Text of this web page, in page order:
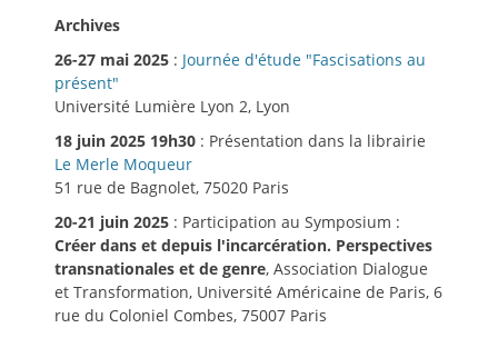
Archives
26-27 mai 2025 : Journée d'étude "Fascisations au
présent"
Université Lumière Lyon 2, Lyon
18 juin 2025 19h30 : Présentation dans la librairie
Le Merle Moqueur
51 rue de Bagnolet, 75020 Paris
20-21 juin 2025 : Participation au Symposium :
Créer dans et depuis l'incarcération. Perspectives
transnationales et de genre, Association Dialogue
et Transformation, Université Américaine de Paris, 6
rue du Coloniel Combes, 75007 Paris